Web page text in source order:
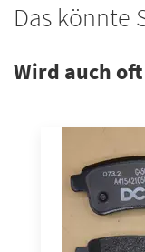
Das könnte
Wird auch